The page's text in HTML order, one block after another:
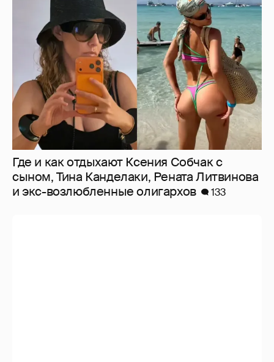
Где и как отдыхают Ксения Собчак с
сыном, Тина Канделаки, Рената Литвинова
и экс-возлюбленные олигархов
133